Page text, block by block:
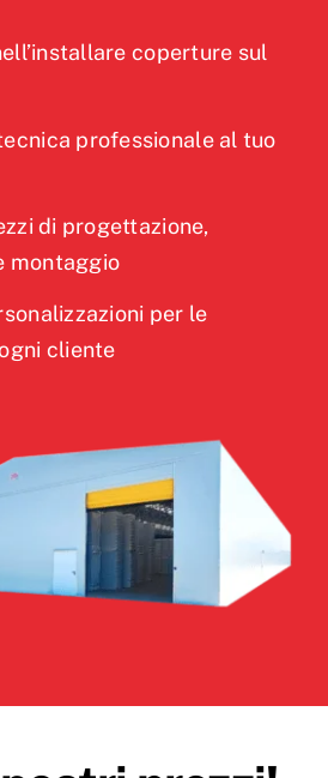
coperture sul
professionale al tuo
di progettazione,
montaggio
per le
cliente